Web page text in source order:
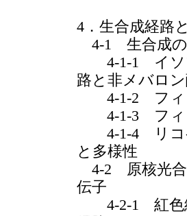
4．生合成経路
4-1 生合成の
4-1-1 イソプ
路と非メバロ
4-1-2 フィ
4-1-3 フィ
4-1-4 リコペ
と多様性
4-2 原核光合
伝子
4-2-1 紅色細